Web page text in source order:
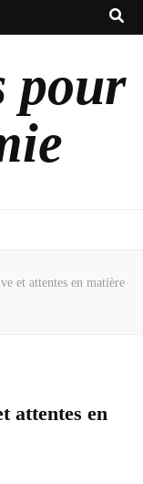
pour
et attentes en matière
attentes en